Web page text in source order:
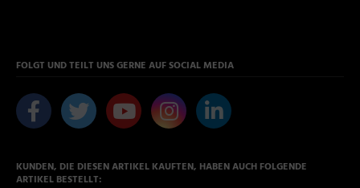
FOLGT UND TEILT UNS GERNE AUF SOCIAL MEDIA
KUNDEN, DIE DIESEN ARTIKEL KAUFTEN, HABEN AUCH FOLGENDE
ARTIKEL BESTELLT: